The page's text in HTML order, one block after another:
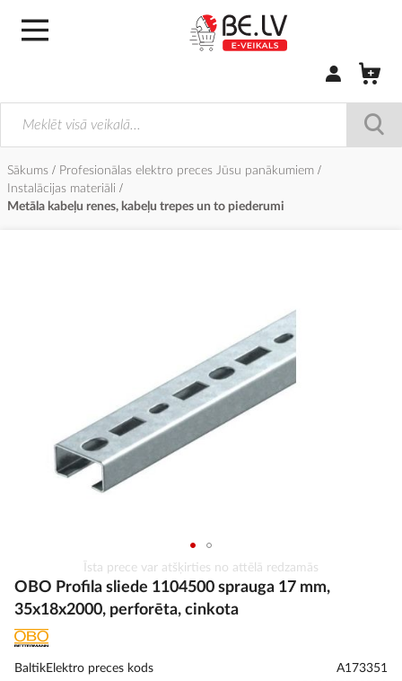
Pierakstīties/
Sākums
Profesionālas elektro preces Jūsu panākumiem
Instalācijas materiāli
Metāla kabeļu renes, kabeļu trepes un to piederumi
uz
galerijas
Īsta prece var atšķirties no attēlā redzamās
OBO Profila sliede 1104500 sprauga 17 mm,
35x18x2000, perforēta, cinkota
BaltikElektro preces kods
A173351